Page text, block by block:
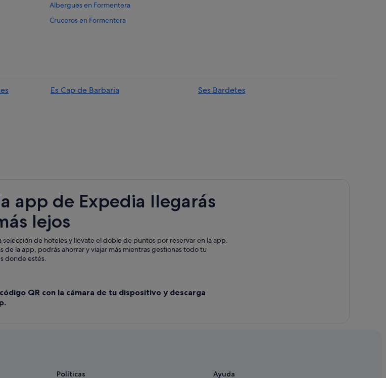
Albergues en Formentera
Cruceros en Formentera
Hoteles con restaurante en Formentera
Hoteles de negocios en Formentera
Cabañas en Formentera
Hoteles en la playa en Formentera
Condominios en Formentera
Es Cap de Barbaria Ses Bardetes
app de Expedia llegarás
lejos
selección de hoteles y llévate el doble de puntos por reservar en la app.
de la app, podrás ahorrar y viajar más mientras gestionas todo tu
donde estés.
QR con la cámara de tu dispositivo y descarga
Políticas Ayuda